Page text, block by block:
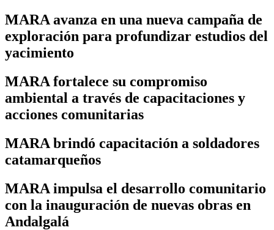
MARA avanza en una nueva campaña de
exploración para profundizar estudios del
yacimiento
MARA fortalece su compromiso
ambiental a través de capacitaciones y
acciones comunitarias
MARA brindó capacitación a soldadores
catamarqueños
MARA impulsa el desarrollo comunitario
con la inauguración de nuevas obras en
Andalgalá